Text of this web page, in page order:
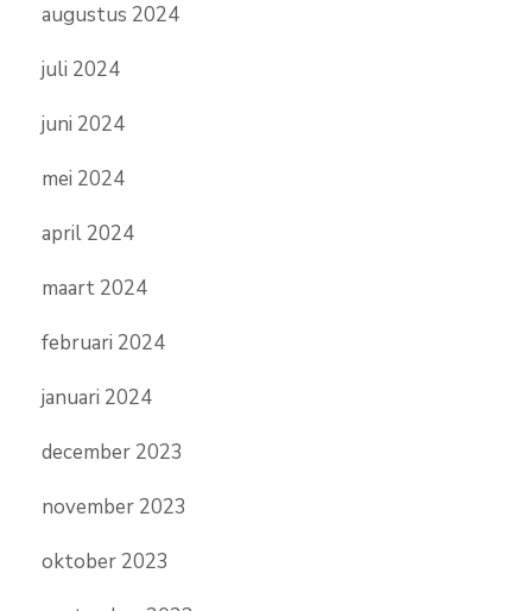
augustus 2024
juli 2024
juni 2024
mei 2024
april 2024
maart 2024
februari 2024
januari 2024
december 2023
november 2023
oktober 2023